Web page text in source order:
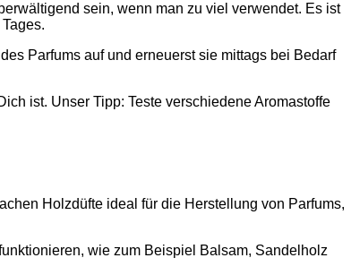
sein, wenn man zu viel verwendet. Es ist
Parfums auf und erneuerst sie mittags bei Bedarf
ist. Unser Tipp: Teste verschiedene Aromastoffe
Holzdüfte ideal für die Herstellung von Parfums,
wie zum Beispiel Balsam, Sandelholz